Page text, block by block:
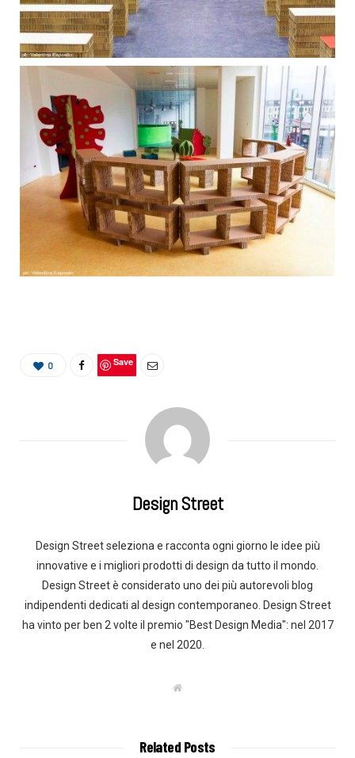
0 Save
Design Street
Design Street seleziona e racconta ogni giorno le idee più
innovative e i migliori prodotti di design da tutto il mondo.
Design Street è considerato uno dei più autorevoli blog
indipendenti dedicati al design contemporaneo. Design Street
ha vinto per ben 2 volte il premio "Best Design Media": nel 2017
e nel 2020.
W
Related Posts